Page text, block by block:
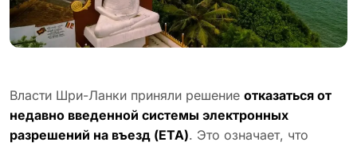
Власти Шри-Ланки приняли решение отказаться от
недавно введенной системы электронных
разрешений на въезд (ETA). Это означает, что